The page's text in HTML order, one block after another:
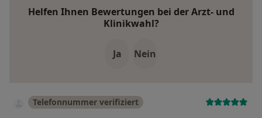
Helfen Ihnen Bewertungen bei der Arzt- und
Klinikwahl?
Ja Nein
Telefonnummer verifiziert